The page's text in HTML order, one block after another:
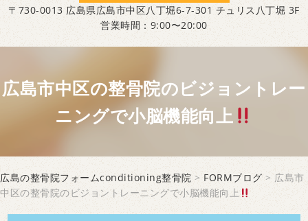
〒730-0013 広島県広島市中区八丁堀6-7-301 チュリス八丁堀 3F
営業時間：9:00〜20:00
広島市中区の整骨院のビジョントレー
ニングで小脳機能向上
広島の整骨院フォームconditioning整骨院 > FORMブログ > 広島市
中区の整骨院のビジョントレーニングで小脳機能向上